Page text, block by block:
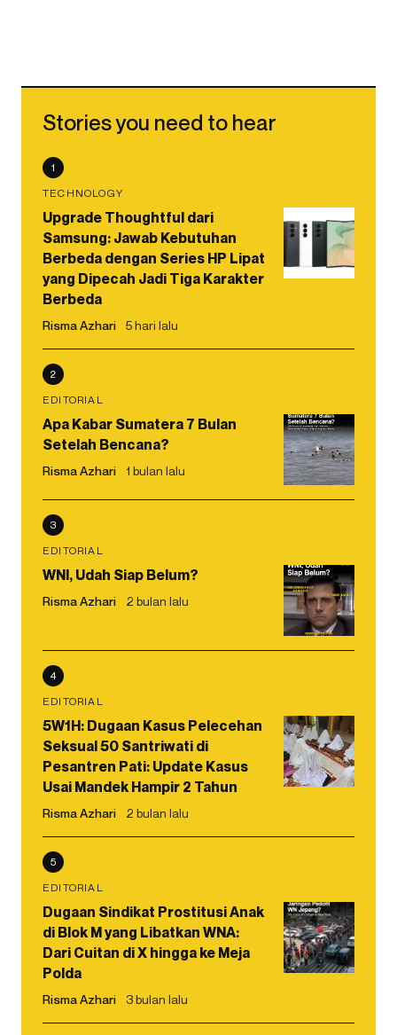
Stories you need to hear
1
TECHNOLOGY
Upgrade Thoughtful dari
Samsung: Jawab Kebutuhan
Berbeda dengan Series HP Lipat
yang Dipecah Jadi Tiga Karakter
Berbeda
Risma Azhari 5 hari lalu
2
EDITORIAL
Apa Kabar Sumatera 7 Bulan
Setelah Bencana?
Risma Azhari 1 bulan lalu
3
EDITORIAL
WNI, Udah Siap Belum?
Risma Azhari 2 bulan lalu
4
EDITORIAL
5W1H: Dugaan Kasus Pelecehan
Seksual 50 Santriwati di
Pesantren Pati: Update Kasus
Usai Mandek Hampir 2 Tahun
Risma Azhari 2 bulan lalu
5
EDITORIAL
Dugaan Sindikat Prostitusi Anak
di Blok M yang Libatkan WNA:
Dari Cuitan di X hingga ke Meja
Polda
Risma Azhari 3 bulan lalu